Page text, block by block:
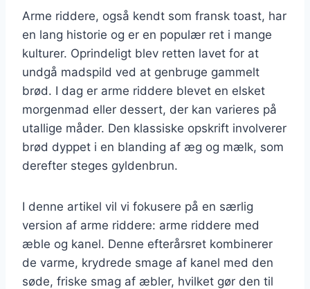
Arme riddere, også kendt som fransk toast, har
en lang historie og er en populær ret i mange
kulturer. Oprindeligt blev retten lavet for at
undgå madspild ved at genbruge gammelt
brød. I dag er arme riddere blevet en elsket
morgenmad eller dessert, der kan varieres på
utallige måder. Den klassiske opskrift involverer
brød dyppet i en blanding af æg og mælk, som
derefter steges gyldenbrun.
I denne artikel vil vi fokusere på en særlig
version af arme riddere: arme riddere med
æble og kanel. Denne efterårsret kombinerer
de varme, krydrede smage af kanel med den
søde, friske smag af æbler, hvilket gør den til